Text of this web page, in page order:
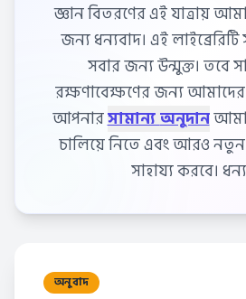
জ্ঞান বিতরণের এই যাত্রায়
জন্য ধন্যবাদ। এই লাইব্রেরিটি
সবার জন্য উন্মুক্ত। তবে
রক্ষণাবেক্ষণের জন্য
আপনার
সামান্য অনুদান
চালিয়ে নিতে এবং আরও
সাহায্য করবে।
অনুবাদ